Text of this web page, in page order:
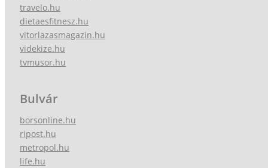
travelo.hu
dietaesfitnesz.hu
vitorlazasmagazin.hu
videkize.hu
tvmusor.hu
Bulvár
borsonline.hu
ripost.hu
metropol.hu
life.hu